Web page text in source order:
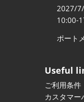
2027/
10:00-
ポート
Useful
ご利用条件
カスタマ